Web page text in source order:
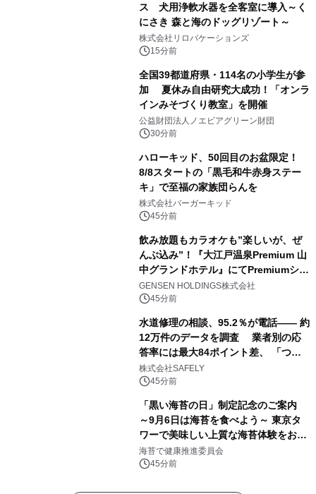
ス 犬用浄軟水器を全客室に導入～く
にさき 森と海のドッグリゾート～
株式会社リロバケーションズ
15分前
全国39都道府県・114名の小学生が参
加 夏休み自由研究大成功！「オンラ
インみそづくり教室」を開催
公益財団法人ノエビアグリーン財団
30分前
ハローキッド、50回目のお盆限定！
8/8スタートの「黒毛和牛赤身ステー
キ」で至福の家族団らんを
株式会社バーガーキッド
45分前
飲み放題もカラオケも”楽しいが、ぜ
んぶ込み”！『大江戸温泉Premium 山
中グランドホテル』にてPremiumシリ
ーズ初のオールインクルーシブ導入
GENSEN HOLDINGS株式会社
45分前
水道修理の相談、95.2％が電話―― 約
12万件のデータを調査 業者別の応
答率には最大84ポイント差、 「つな
がりやすさ」も選定基準に
株式会社SAFELY
45分前
「黒い海苔の日」制定記念のご案内
～9月6日は海苔を食べよう～ 東京タ
ワーで美味しい上質な海苔体験をお届
けします！
海苔で健康推進委員会
45分前